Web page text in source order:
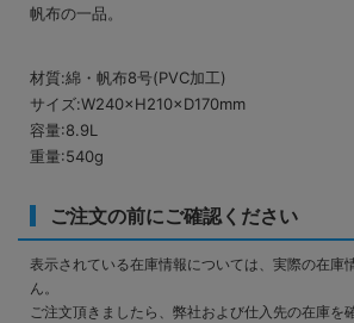
帆布の一品。
材質:綿・帆布8号(PVC加工)
サイズ:W240×H210×D170mm
容量:8.9L
重量:540g
ご注文の前にご確認ください
表示されている在庫情報については、実際の在庫
ん。
ご注文頂きましたら、弊社および仕入先の在庫を